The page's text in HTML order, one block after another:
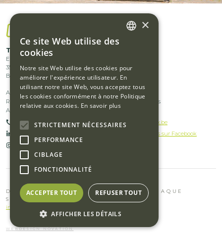
Traflux bv
Europark 1003
3530
Houthalen-Helchteren
Belgique
menu
middle
left
Produits
Footer
menu
middle
right
Actualités
References
A propos de nous
Footer
menu
right
Emplois
Types de déchets
+32(0)11 51 62 70
info@traflux.be
Suivez-nous sur Facebook
Suivez-nous sur Instagram
DES SOLUTIONS DE DÉCHETSPOUR CHAQUE
SECTEUR ET CHAQUE ENTREPRISE
industrie de la restauration et les restaurants
WEBDESIGN NOVATION
×
Ce site Web utilise des
cookies
Notre site Web utilise des cookies pour
améliorer l'expérience utilisateur. En
utilisant notre site Web, vous acceptez tous
les cookies conformément à notre Politique
relative aux cookies. En savoir plus
STRICTEMENT NÉCESSAIRES
PERFORMANCE
CIBLAGE
FONCTIONNALITÉ
ACCEPTER TOUT REFUSER TOUT
AFFICHER LES DÉTAILS